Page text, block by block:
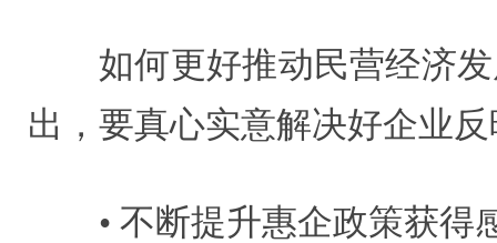
如何更好推动民营经济
出，要真心实意解决好企业
• 不断提升惠企政策获得